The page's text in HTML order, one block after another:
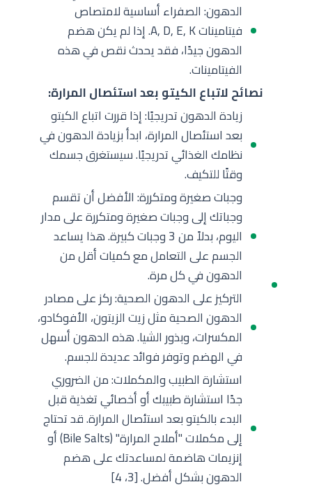
الدهون: الصفراء أساسية لامتصاص
فيتامينات A, D, E, K. إذا لم يكن هضم
الدهون جيدًا، فقد يحدث نقص في هذه
الفيتامينات.
نصائح لاتباع الكيتو بعد استئصال المرارة:
زيادة الدهون تدريجيًا: إذا قررت اتباع الكيتو
بعد استئصال المرارة، ابدأ بزيادة الدهون في
نظامك الغذائي تدريجيًا. سيستغرق جسمك
وقتًا للتكيف.
وجبات صغيرة ومتكررة: الأفضل أن تقسم
وجباتك إلى وجبات صغيرة ومتكررة على مدار
اليوم، بدلاً من 3 وجبات كبيرة. هذا يساعد
الجسم على التعامل مع كميات أقل من
الدهون في كل مرة.
التركيز على الدهون الصحية: ركز على مصادر
الدهون الصحية مثل زيت الزيتون، الأفوكادو،
المكسرات، وبذور الشيا. هذه الدهون أسهل
في الهضم وتوفر فوائد عديدة للجسم.
استشارة الطبيب والمكملات: من الضروري
جدًا استشارة طبيبك أو أخصائي تغذية قبل
البدء بالكيتو بعد استئصال المرارة. قد تحتاج
إلى مكملات "أملاح المرارة" (Bile Salts) أو
إنزيمات هاضمة لمساعدتك على هضم
الدهون بشكل أفضل. [3، 4]